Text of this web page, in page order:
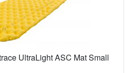
UltraLight ASC Mat Small